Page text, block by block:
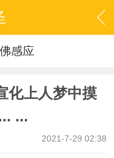
感应
化上人梦中摸
...
2021-7-29 02:38